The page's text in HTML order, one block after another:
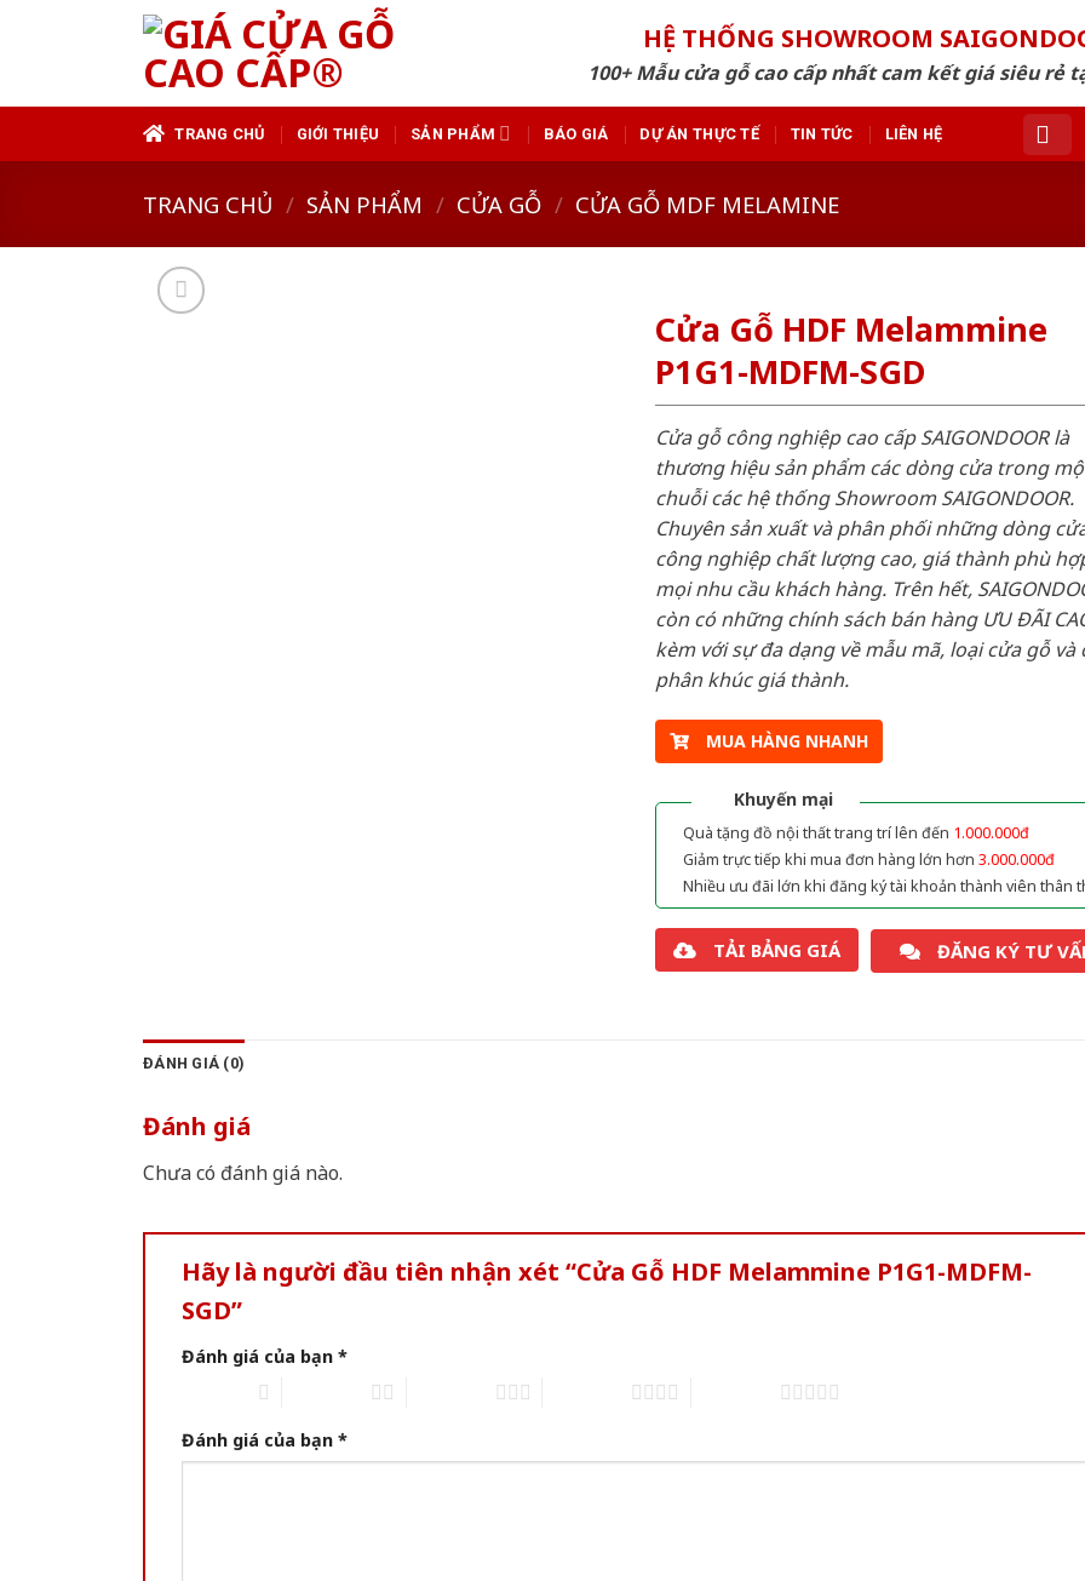
HỆ THỐNG SHOWROOM
100+ Mẫu cửa gỗ cao cấp nhất cam kết giá siêu rẻ
TRANG CHỦ GIỚI THIỆU SẢN PHẨM BÁO GIÁ DỰ ÁN THỰC TẾ TIN TỨC LIÊN HỆ
TRANG CHỦ / SẢN PHẨM / CỬA GỖ / CỬA GỖ MDF MELAMINE
Cửa Gỗ HDF Melammine
P1G1-MDFM-SGD
Cửa gỗ công nghiệp cao cấp SAIGONDOOR là
thương hiệu sản phẩm các dòng cửa trong
chuỗi các hệ thống Showroom SAIGONDOOR.
Chuyên sản xuất và phân phối những dòng
công nghiệp chất lượng cao, giá thành phù
mọi nhu cầu khách hàng. Trên hết,
còn có những chính sách bán hàng ƯU ĐÃI
kèm với sự đa dạng về mẫu mã, loại cửa gỗ và
phân khúc giá thành.
MUA HÀNG NHANH
Khuyến mại
Quà tặng đồ nội thất trang trí lên đến 1.000.000đ
Giảm trực tiếp khi mua đơn hàng lớn hơn 3.000.000đ
Nhiều ưu đãi lớn khi đăng ký tài khoản thành viên thân
TẢI BẢNG GIÁ ĐĂNG KÝ TƯ
ĐÁNH GIÁ (0)
Đánh giá
Chưa có đánh giá nào.
Hãy là người đầu tiên nhận xét “Cửa Gỗ HDF Melammine P1G1-MDFM-
SGD”
Đánh giá của bạn *
Đánh giá của bạn *